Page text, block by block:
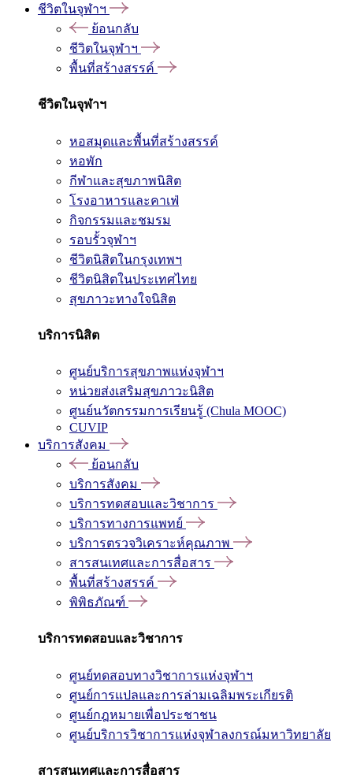
ชีวิตในจุฬาฯ
ย้อนกลับ
ชีวิตในจุฬาฯ
พื้นที่สร้างสรรค์
ชีวิตในจุฬาฯ
หอสมุดและพื้นที่สร้างสรรค์
หอพัก
กีฬาและสุขภาพนิสิต
โรงอาหารและคาเฟ่
กิจกรรมและชมรม
รอบรั้วจุฬาฯ
ชีวิตนิสิตในกรุงเทพฯ
ชีวิตนิสิตในประเทศไทย
สุขภาวะทางใจนิสิต
บริการนิสิต
ศูนย์บริการสุขภาพแห่งจุฬาฯ
หน่วยส่งเสริมสุขภาวะนิสิต
ศูนย์นวัตกรรมการเรียนรู้ (Chula MOOC)
CUVIP
บริการสังคม
ย้อนกลับ
บริการสังคม
บริการทดสอบและวิชาการ
บริการทางการแพทย์
บริการตรวจวิเคราะห์คุณภาพ
สารสนเทศและการสื่อสาร
พื้นที่สร้างสรรค์
พิพิธภัณฑ์
บริการทดสอบและวิชาการ
ศูนย์ทดสอบทางวิชาการแห่งจุฬาฯ
ศูนย์การแปลและการล่ามเฉลิมพระเกียรติ
ศูนย์กฎหมายเพื่อประชาชน
ศูนย์บริการวิชาการแห่งจุฬาลงกรณ์มหาวิทยาลัย
สารสนเทศและการสื่อสาร